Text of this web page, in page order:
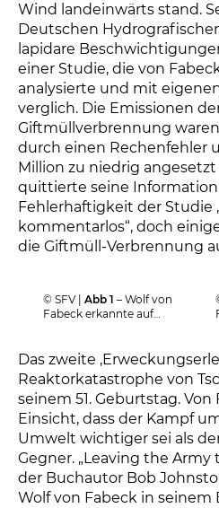
Wind landeinwärts stand.
Deutschen
lapidare
einer Studie, die von
analysierte und mit
verglich. Die Emissionen
Giftmüllverbrennung
durch einen Rechenfehler
Million zu niedrig
quittierte seine
Fehlerhaftigkeit der Studie
kommentarlos“, doch
die Giftmüll-Verbrennung
© SFV | Abb 1 – Wolf von
Fabeck erkannte auf
und brachte sie zu Fall.
Das zweite
Reaktorkatastrophe von
seinem 51. Geburtstag.
Einsicht, dass der Kampf
Umwelt wichtiger sei als
Gegner. „Leaving the
der Buchautor Bob
Wolf von Fabeck in seinem